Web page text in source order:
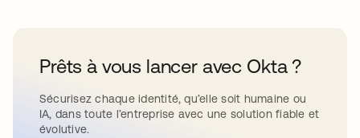
Prêts à vous lancer avec Okta ?
Sécurisez chaque identité, qu’elle soit humaine ou
IA, dans toute l’entreprise avec une solution fiable et
évolutive.